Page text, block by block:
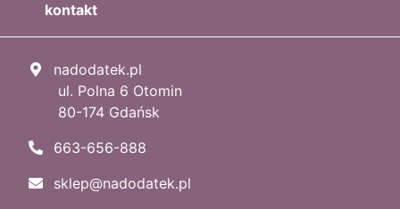
kontakt
nadodatek.pl
ul. Polna 6 Otomin
80-174 Gdańsk
663-656-888
sklep@nadodatek.pl